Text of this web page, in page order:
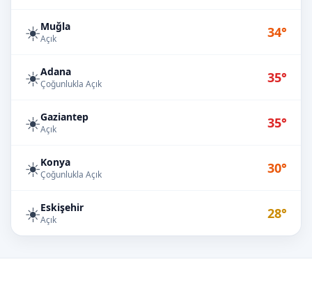
☀️Muğla
Açık 34°
☀️Adana
Çoğunlukla Açık 35°
☀️Gaziantep
Açık 35°
☀️Konya
Çoğunlukla Açık 30°
☀️Eskişehir
Açık 28°